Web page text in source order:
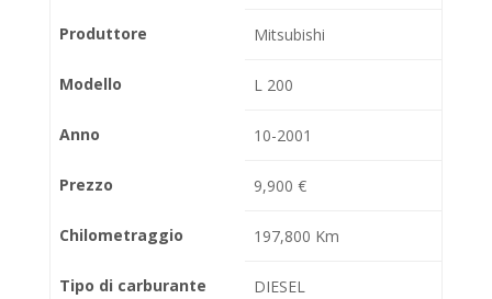
Produttore Mitsubishi
Modello L 200
Anno 10-2001
Prezzo 9,900 €
Chilometraggio 197,800 Km
Tipo di carburante DIESEL